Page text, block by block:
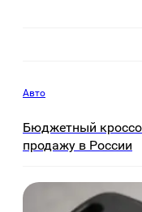
Авто
Бюджетный
продажу в России